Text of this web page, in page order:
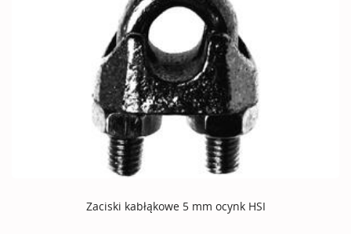
Zaciski kabłąkowe 5 mm ocynk HSI